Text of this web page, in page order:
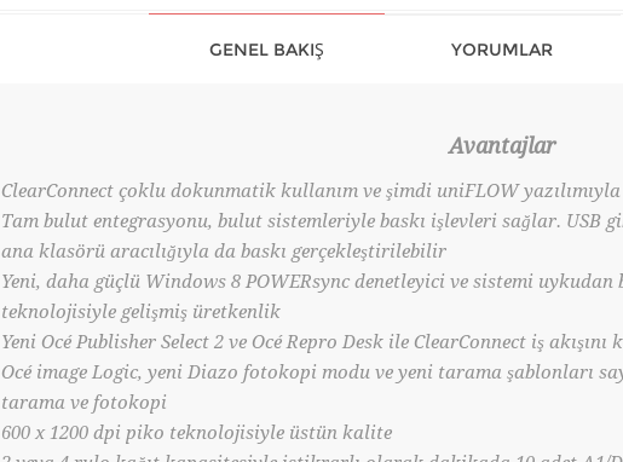
GENEL BAKIŞ YORUMLAR
Avantajlar
ClearConnect çoklu dokunmatik kullanım ve şimdi uniFLOW
Tam bulut entegrasyonu, bulut sistemleriyle baskı işlevleri sağlar. USB
ana klasörü aracılığıyla da baskı gerçekleştirilebilir
Yeni, daha güçlü Windows 8 POWERsync denetleyici ve sistemi uykudan
teknolojisiyle gelişmiş üretkenlik
Yeni Océ Publisher Select 2 ve Océ Repro Desk ile ClearConnect iş
Océ image Logic, yeni Diazo fotokopi modu ve yeni tarama şablonları
tarama ve fotokopi
600 x 1200 dpi piko teknolojisiyle üstün kalite